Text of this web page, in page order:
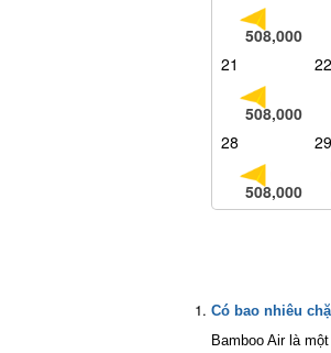
508,000
21
508,000
22
28
508,000
29
Có bao nhiêu
Bamboo Air là